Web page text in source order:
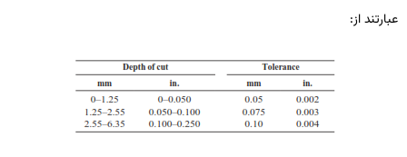
عبارتند از: